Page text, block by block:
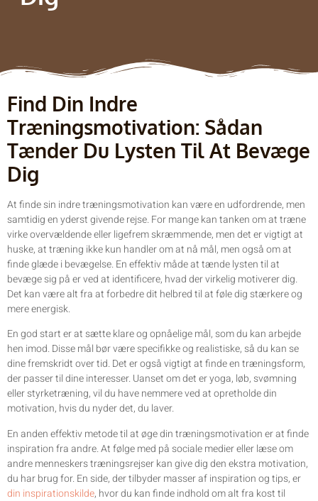
Find Din Indre
Træningsmotivation: Sådan
Tænder Du Lysten Til At Bevæge
Dig
At finde sin indre træningsmotivation kan være en udfordrende, men
samtidig en yderst givende rejse. For mange kan tanken om at træne
virke overvældende eller ligefrem skræmmende, men det er vigtigt at
huske, at træning ikke kun handler om at nå mål, men også om at
finde glæde i bevægelse. En effektiv måde at tænde lysten til at
bevæge sig på er ved at identificere, hvad der virkelig motiverer dig.
Det kan være alt fra at forbedre dit helbred til at føle dig stærkere og
mere energisk.
En god start er at sætte klare og opnåelige mål, som du kan arbejde
hen imod. Disse mål bør være specifikke og realistiske, så du kan se
dine fremskridt over tid. Det er også vigtigt at finde en træningsform,
der passer til dine interesser. Uanset om det er yoga, løb, svømning
eller styrketræning, vil du have nemmere ved at opretholde din
motivation, hvis du nyder det, du laver.
En anden effektiv metode til at øge din træningsmotivation er at finde
inspiration fra andre. At følge med på sociale medier eller læse om
andre menneskers træningsrejser kan give dig den ekstra motivation,
du har brug for. En side, der tilbyder masser af inspiration og tips, er
din inspirationskilde, hvor du kan finde indhold om alt fra kost til